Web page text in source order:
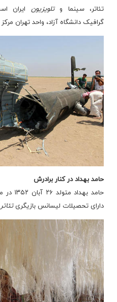
تئاتر، سینما و تلویزیون ایران
گرافیک دانشگاه آزاد، واحد تهران
حامد بهداد در کنار برادرش
حامد
دارای تحصیلات لیسانس بازیگری تئاتر